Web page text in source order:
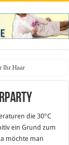
Ihr Haar
die 30°C
ein Grund zum
möchte man